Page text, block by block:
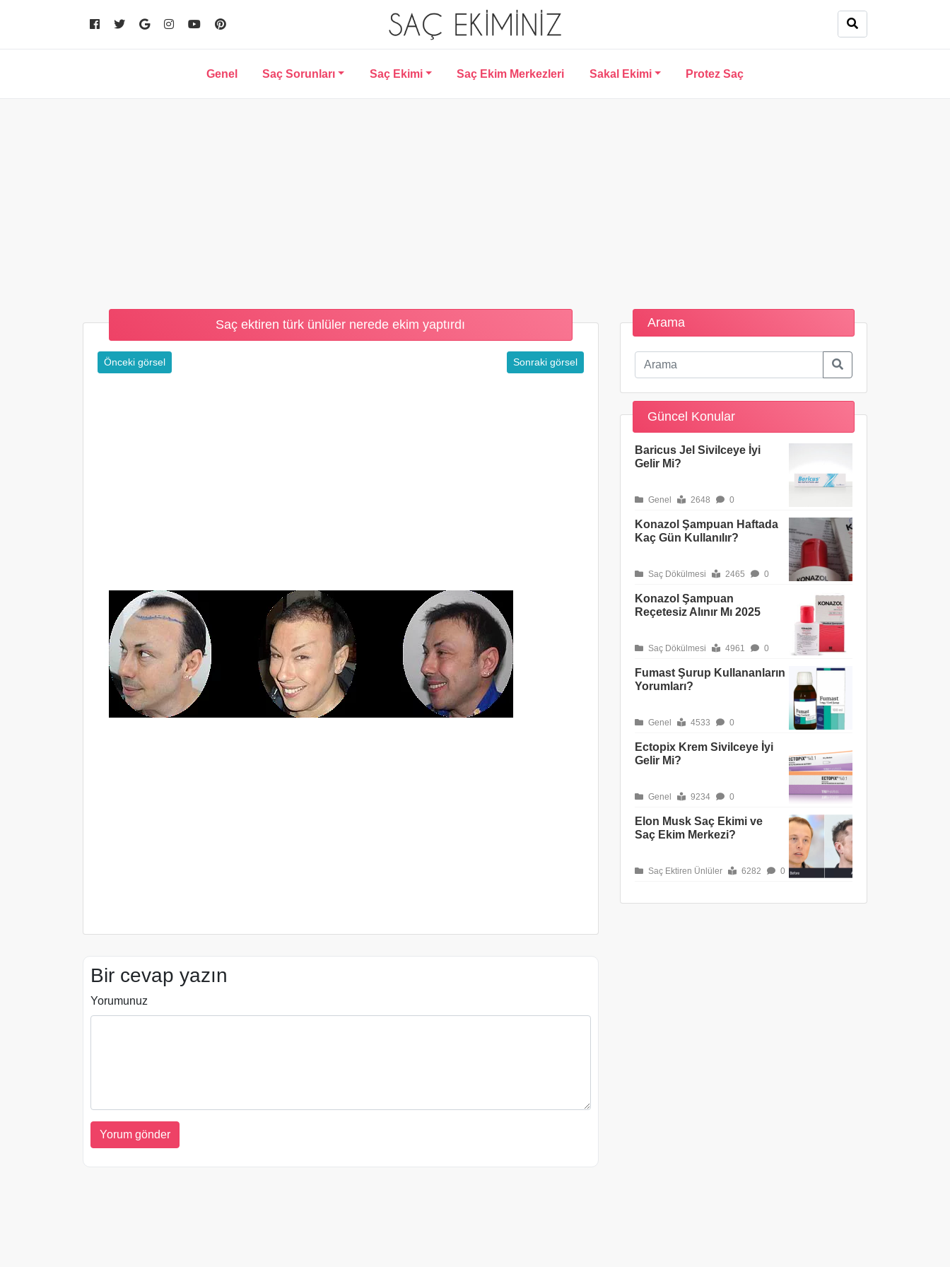
Genel Saç Sorunları Saç Ekimi Saç Ekim Merkezleri Sakal Ekimi Protez Saç
Saç ektiren türk ünlüler nerede ekim yaptırdı
Önceki görsel Sonraki görsel
Bir cevap yazın
Yorumunuz
Arama
Güncel Konular
Baricus Jel Sivilceye İyi
Gelir Mi?
Genel 2648 0
Konazol Şampuan Haftada
Kaç Gün Kullanılır?
Saç Dökülmesi 2465 0
Konazol Şampuan
Reçetesiz Alınır Mı 2025
Saç Dökülmesi 4961 0
Fumast Şurup Kullananların
Yorumları?
Genel 4533 0
Ectopix Krem Sivilceye İyi
Gelir Mi?
Genel 9234 0
Elon Musk Saç Ekimi ve
Saç Ekim Merkezi?
Saç Ektiren Ünlüler 6282 0